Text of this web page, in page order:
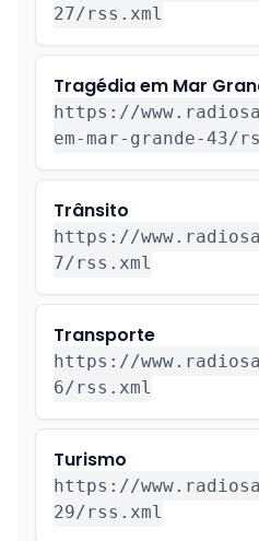
27/rss.xml
Tragédia em Mar
https://
em-mar-grande-43/
Trânsito
https://
7/rss.xml
Transporte
https://
6/rss.xml
Turismo
https://
29/rss.xml